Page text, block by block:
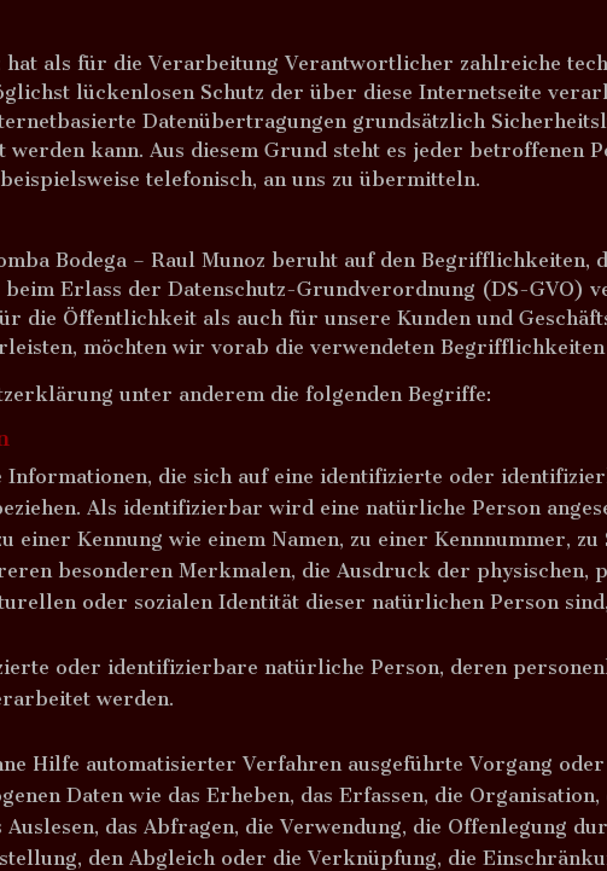
hat als für die Verarbeitung Verantwortlicher zahlreiche
lückenlosen Schutz der über diese Internetseite
Datenübertragungen grundsätzlich
kann. Aus diesem Grund steht es jeder betroffenen
telefonisch, an uns zu übermitteln.
Bodega – Raul Munoz beruht auf den Begrifflichkeiten,
Erlass der Datenschutz-Grundverordnung (DS-GVO)
die Öffentlichkeit als auch für unsere Kunden und
möchten wir vorab die verwendeten
unter anderem die folgenden Begriffe:
Informationen, die sich auf eine identifizierte oder
Als identifizierbar wird eine natürliche Person
einer Kennung wie einem Namen, zu einer Kennnummer,
besonderen Merkmalen, die Ausdruck der physischen,
oder sozialen Identität dieser natürlichen Person
oder identifizierbare natürliche Person, deren
werden.
Hilfe automatisierter Verfahren ausgeführte Vorgang
Daten wie das Erheben, das Erfassen, die
Auslesen, das Abfragen, die Verwendung, die Offenlegung
den Abgleich oder die Verknüpfung, die